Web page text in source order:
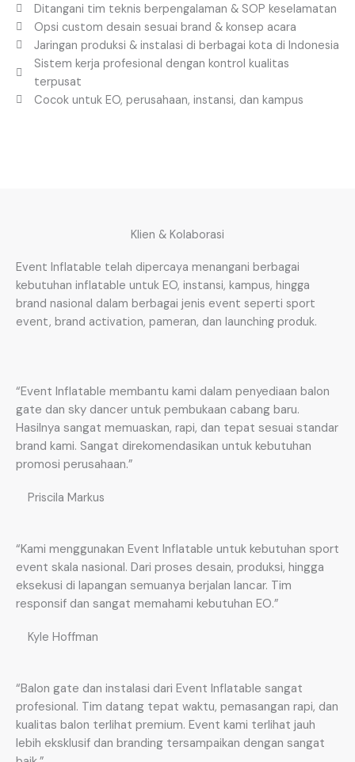
Ditangani tim teknis berpengalaman & SOP keselamatan
Opsi custom desain sesuai brand & konsep acara
Jaringan produksi & instalasi di berbagai kota di Indonesia
Sistem kerja profesional dengan kontrol kualitas
terpusat
Cocok untuk EO, perusahaan, instansi, dan kampus
Klien & Kolaborasi
Event Inflatable telah dipercaya menangani berbagai
kebutuhan inflatable untuk EO, instansi, kampus, hingga
brand nasional dalam berbagai jenis event seperti sport
event, brand activation, pameran, dan launching produk.
“Event Inflatable membantu kami dalam penyediaan balon
gate dan sky dancer untuk pembukaan cabang baru.
Hasilnya sangat memuaskan, rapi, dan tepat sesuai standar
brand kami. Sangat direkomendasikan untuk kebutuhan
promosi perusahaan.”
Priscila Markus
“Kami menggunakan Event Inflatable untuk kebutuhan sport
event skala nasional. Dari proses desain, produksi, hingga
eksekusi di lapangan semuanya berjalan lancar. Tim
responsif dan sangat memahami kebutuhan EO.”
Kyle Hoffman
“Balon gate dan instalasi dari Event Inflatable sangat
profesional. Tim datang tepat waktu, pemasangan rapi, dan
kualitas balon terlihat premium. Event kami terlihat jauh
lebih eksklusif dan branding tersampaikan dengan sangat